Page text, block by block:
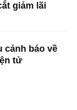
giảm lãi
cảnh báo về
tử